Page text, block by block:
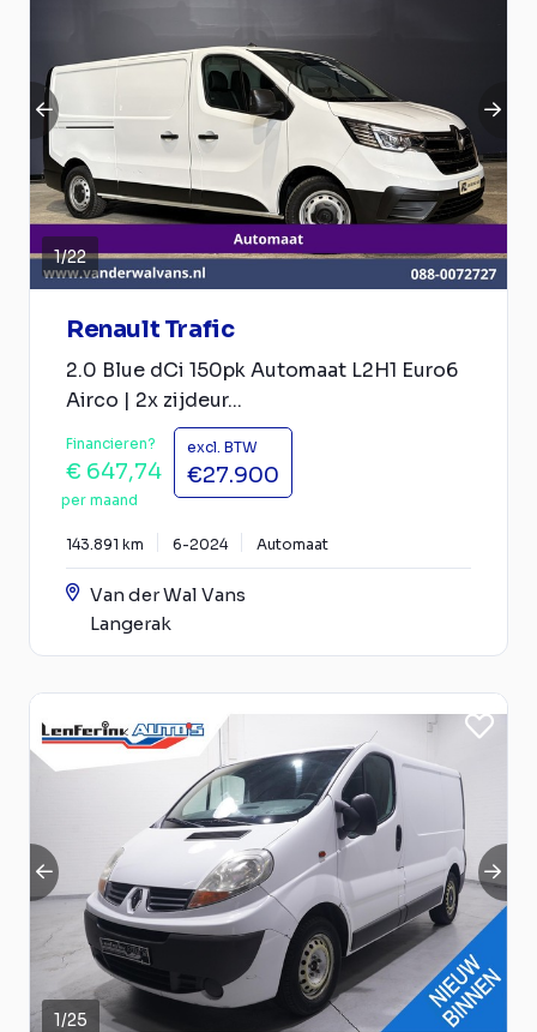
1/22
Renault Trafic
2.0 Blue dCi 150pk Automaat L2H1 Euro6
Airco | 2x zijdeur...
Financieren?
€ 647,74
per maand
excl. BTW
€27.900
143.891 km 6-2024 Automaat
Van der Wal Vans
Langerak
1/25